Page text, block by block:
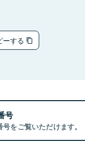
ーする
号
をご覧いただけます。